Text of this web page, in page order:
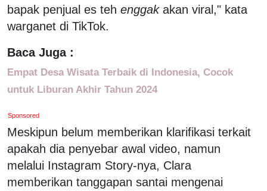
bapak penjual es teh enggakakan viral," kata
warganet di TikTok.
Baca Juga :
Empat Desa Wisata Terbaik di Indonesia, Cocok
untuk Liburan Akhir Tahun 2024
Sponsored
Meskipun belum memberikan klarifikasi terkait
apakah dia penyebar awal video, namun
melalui Instagram Story-nya, Clara
memberikan tanggapan santai mengenai